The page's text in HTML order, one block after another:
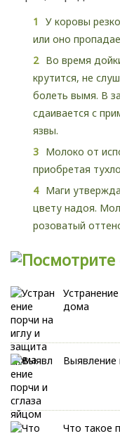
У коровы
или оно
Во время
крутится, не
болеть вымя. В
сдаивается с
язвы.
Молоко от
приобретая
Маги
цвету надоя.
розоватый
дома
Выявление
Что такое